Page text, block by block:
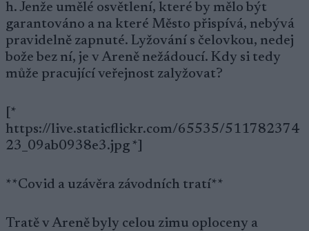
h. Jenže umělé osvětlení, které by mělo být
garantováno a na které Město přispívá, nebývá
pravidelně zapnuté. Lyžování s čelovkou, nedej
bože bez ní, je v Areně nežádoucí. Kdy si tedy
může pracující veřejnost zalyžovat?
[*
https://live.staticflickr.com/65535/511782374
23_09ab0938e3.jpg *]
**Covid a uzávěra závodních tratí**
Tratě v Areně byly celou zimu oploceny a